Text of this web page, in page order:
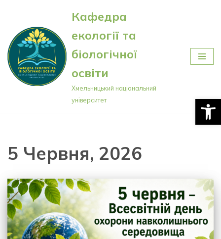
Перейти
до
вмісту
Кафедра
екології та
біологічної
освіти
Хмельницький національний
університет
5 Червня, 2026